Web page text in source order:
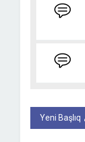
Yeni Başlıq